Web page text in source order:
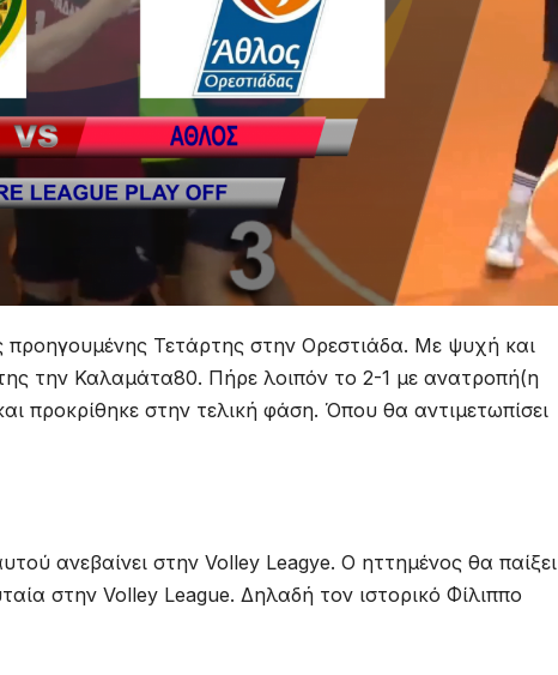
προηγουμένης Τετάρτης στην Ορεστιάδα. Με ψυχή και
την Καλαμάτα80. Πήρε λοιπόν το 2-1 με ανατροπή(η
προκρίθηκε στην τελική φάση. Όπου θα αντιμετωπίσει
ανεβαίνει στην Volley Leagye. Ο ηττημένος θα παίξει
στην Volley League. Δηλαδή τον ιστορικό Φίλιππο